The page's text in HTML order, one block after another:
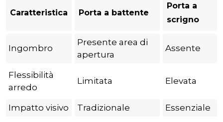
Caratteristica Porta a battente
Porta a
scrigno
Ingombro
Presente area di
apertura
Assente
Flessibilità
arredo
Limitata Elevata
Impatto visivo Tradizionale Essenziale